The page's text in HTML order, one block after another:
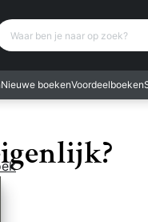
ben je naar op
Nieuwe boekenVoordeelboeken